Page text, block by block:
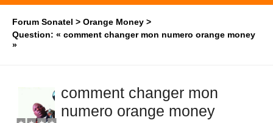
Forum Sonatel
Orange Money
Question: « comment changer mon numero orange money
»
comment changer mon
numero orange money